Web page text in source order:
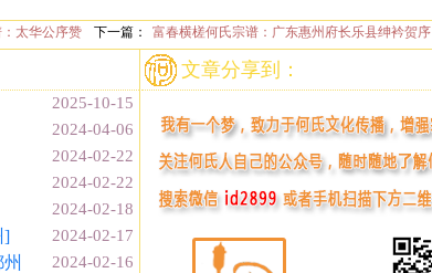
太华公序赞 下一篇： 富春横槎何氏宗谱：广东惠州府长乐县绅衿贺序
2025-10-15
2024-04-06
2024-02-22
2024-02-22
2024-02-18
2024-02-17
]
2024-02-16
文章分享到：